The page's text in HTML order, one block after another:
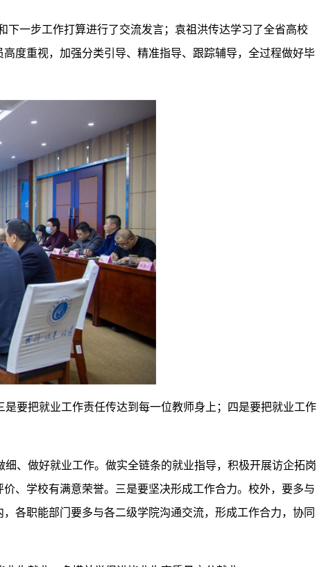
一步工作打算进行了交流发言；袁祖洪传达学习了全省高校
度重视，加强分类引导、精准指导、跟踪辅导，全过程做好毕
要把就业工作责任传达到每一位教师身上；四是要把就业工作
、做好就业工作。做实全链条的就业指导，积极开展访企拓岗
、学校有满意荣誉。三是要坚决形成工作合力。校外，要多与
各职能部门要多与各二级学院沟通交流，形成工作合力，协同